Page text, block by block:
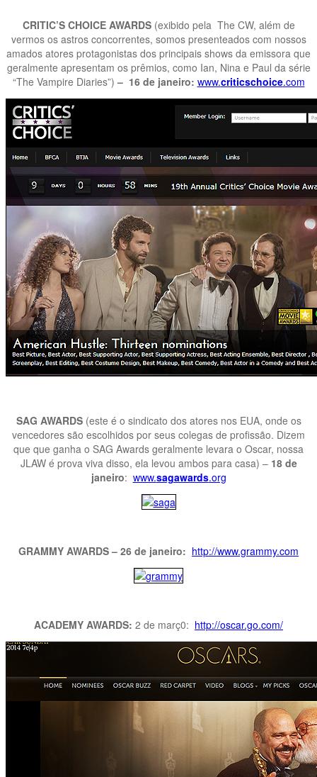
CRITIC’S CHOICE AWARDS(exibido pela The CW, além de
vermos os astros concorrentes, somos presenteados com nossos
amados atores protagonistas dos principais shows da emissora que
geralmente apresentam os prêmios, como Ian, Nina e Paul da série
“The Vampire Diaries”) – 16 de janeiro: www.criticschoice.com
SAG AWARDS(este é o sindicato dos atores nos EUA, onde os
vencedores são escolhidos por seus colegas de profissão. Dizem
que que ganha o SAG Awards geralmente levara o Oscar, nossa
JLAW é prova viva disso, ela levou ambos para casa) –18 de
janeiro: www.sagawards.org
GRAMMY AWARDS – 26 de janeiro: http://www.grammy.com
ACADEMY AWARDS: 2 de març0: http://oscar.go.com/